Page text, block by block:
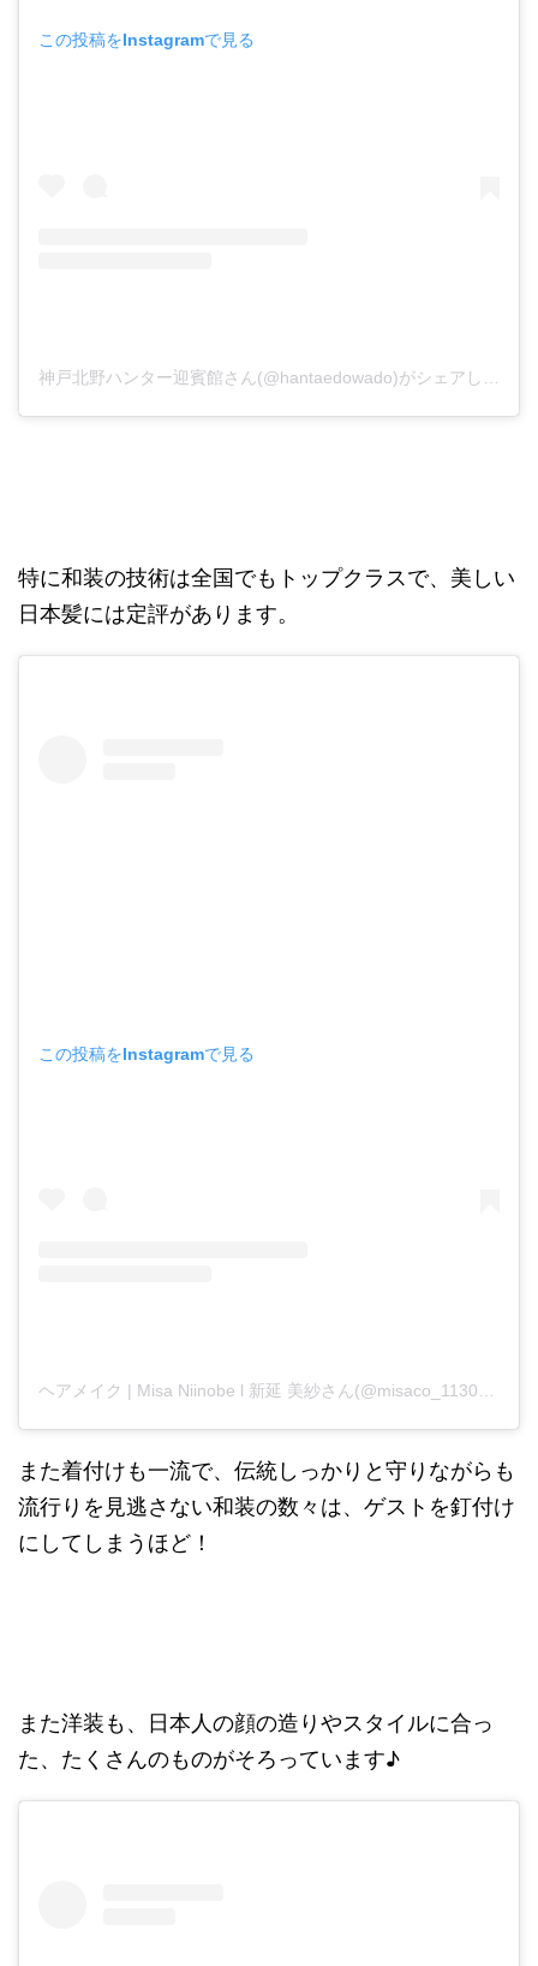
この投稿をInstagramで見る
特に和装の技術は全国でもトップクラスで、美しい
日本髪には定評があります。
この投稿をInstagramで見る
また着付けも一流で、伝統しっかりと守りながらも
流行りを見逃さない和装の数々は、ゲストを釘付け
にしてしまうほど！
また洋装も、日本人の顔の造りやスタイルに合っ
た、たくさんのものがそろっています♪